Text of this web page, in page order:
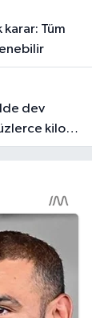
kilo